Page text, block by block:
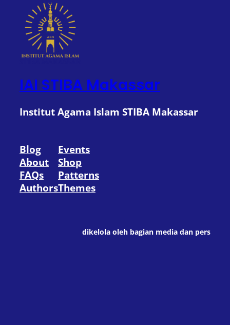
IAI STIBA Makassar
Institut Agama Islam STIBA Makassar
Blog
About
FAQs
Authors
Events
Shop
Patterns
Themes
dikelola oleh bagian media dan pers